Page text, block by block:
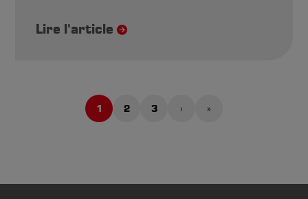
Lire l'article
Page
1
Page
2
Page
3
Page
›
Dernière
»